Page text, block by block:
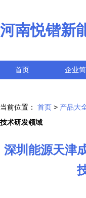
河南悦锴新
首页 企业
当前位置： 首页 > 产品大
技术研发领域
深圳能源天津